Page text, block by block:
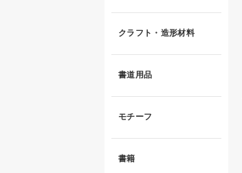
クラフト・造形材料
書道用品
モチーフ
書籍